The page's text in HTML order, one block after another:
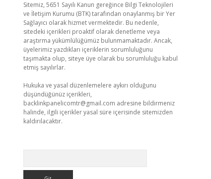
Sitemiz, 5651 Sayılı Kanun gereğince Bilgi Teknolojileri
ve İletişim Kurumu (BTK) tarafından onaylanmış bir Yer
Sağlayıcı olarak hizmet vermektedir. Bu nedenle,
sitedeki içerikleri proaktif olarak denetleme veya
araştırma yükümlülüğümüz bulunmamaktadır. Ancak,
üyelerimiz yazdıkları içeriklerin sorumluluğunu
taşımakta olup, siteye üye olarak bu sorumluluğu kabul
etmiş sayılırlar.
Hukuka ve yasal düzenlemelere aykırı olduğunu
düşündüğünüz içerikleri,
backlinkpanelicomtr@gmail.com adresine bildirmeniz
halinde, ilgili içerikler yasal süre içerisinde sitemizden
kaldırılacaktır.